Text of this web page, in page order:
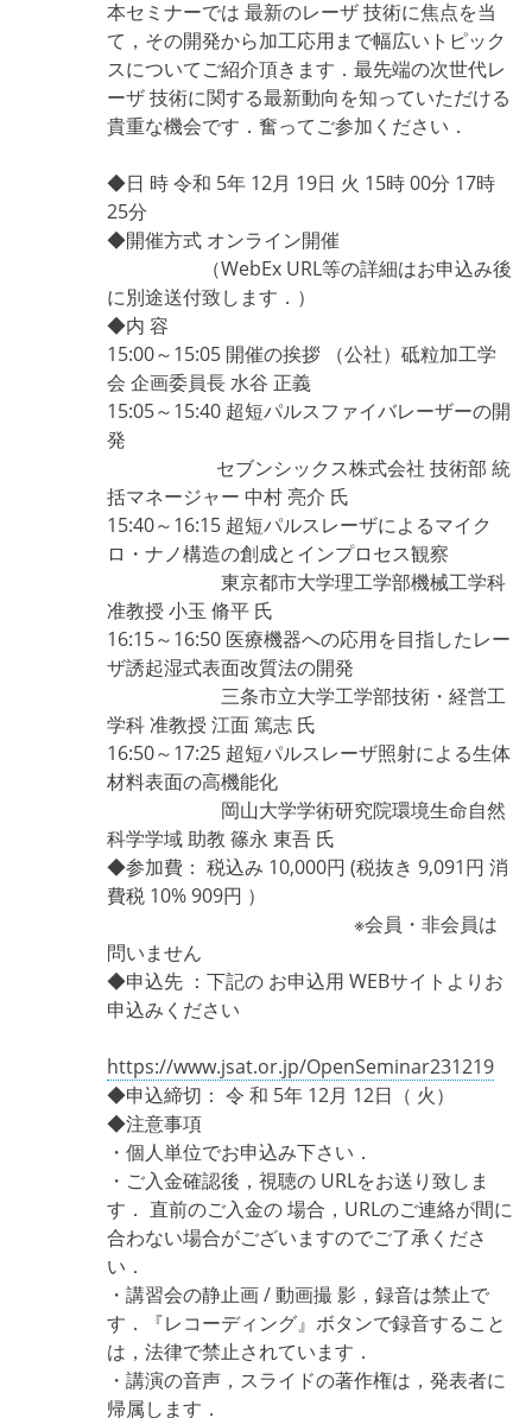
本セミナーでは 最新のレーザ 技術に焦点を当
て，その開発から加工応用まで幅広いトピック
スについてご紹介頂きます．最先端の次世代レ
ーザ 技術に関する最新動向を知っていただける
貴重な機会です．奮ってご参加ください．
◆日 時 令和 5年 12月 19日 火 15時 00分 17時
25分
◆開催方式 オンライン開催
（WebEx URL等の詳細はお申込み後
に別途送付致します．）
◆内 容
15:00～15:05 開催の挨拶 （公社）砥粒加工学
会 企画委員長 水谷 正義
15:05～15:40 超短パルスファイバレーザーの開
発
セブンシックス株式会社 技術部 統
括マネージャー 中村 亮介 氏
15:40～16:15 超短パルスレーザによるマイク
ロ・ナノ構造の創成とインプロセス観察
東京都市大学理工学部機械工学科
准教授 小玉 脩平 氏
16:15～16:50 医療機器への応用を目指したレー
ザ誘起湿式表面改質法の開発
三条市立大学工学部技術・経営工
学科 准教授 江面 篤志 氏
16:50～17:25 超短パルスレーザ照射による生体
材料表面の高機能化
岡山大学学術研究院環境生命自然
科学学域 助教 篠永 東吾 氏
◆参加費： 税込み 10,000円 (税抜き 9,091円 消
費税 10% 909円 ）
※会員・非会員は
問いません
◆申込先 ：下記の お申込用 WEBサイトよりお
申込みください
https://www.jsat.or.jp/OpenSeminar231219
◆申込締切： 令 和 5年 12月 12日（ 火）
◆注意事項
・個人単位でお申込み下さい．
・ご入金確認後，視聴の URLをお送り致しま
す． 直前のご入金の 場合，URLのご連絡が間に
合わない場合がございますのでご了承くださ
い．
・講習会の静止画 / 動画撮 影，録音は禁止で
す．『レコーディング』ボタンで録音すること
は，法律で禁止されています．
・講演の音声，スライドの著作権は，発表者に
帰属します．